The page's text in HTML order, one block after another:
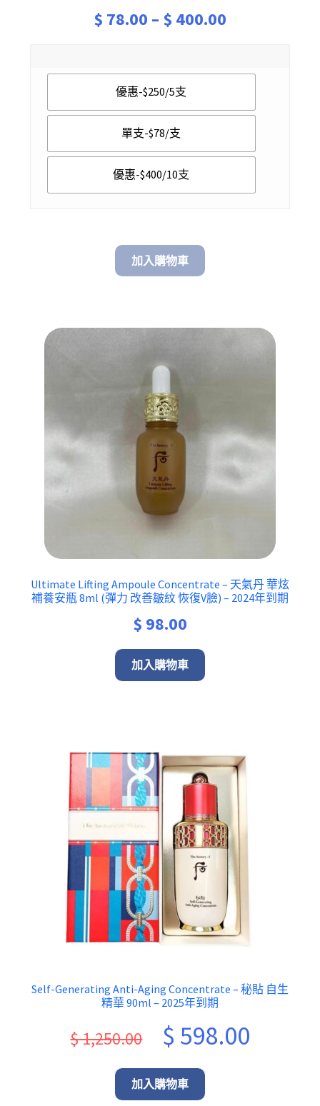
$ 78.00 – $ 400.00
$ 78.00
優惠-$250/5支
單支-$78/支
優惠-$400/10支
加入購物車
Ultimate Lifting Ampoule Concentrate – 天氣丹 華炫
補養安瓶 8ml (彈力 改善皺紋 恢復V臉) – 2024年到期
$ 98.00
加入購物車
Self-Generating Anti-Aging Concentrate – 秘貼 自生
精華 90ml – 2025年到期
$1,250.00
Original
price
was:
$ 598.00Current
加入購物車